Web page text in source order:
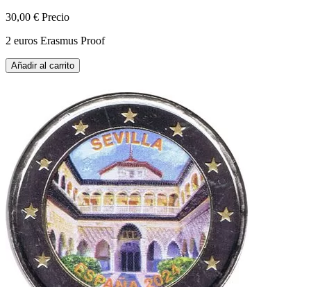
30,00 € Precio
2 euros Erasmus Proof
Añadir al carrito